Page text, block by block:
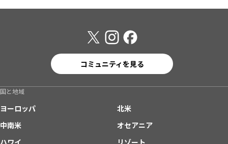
コミュニティを見る
国と地域
ヨーロッパ
北米
中南米
オセアニア
ハワイ
リゾート